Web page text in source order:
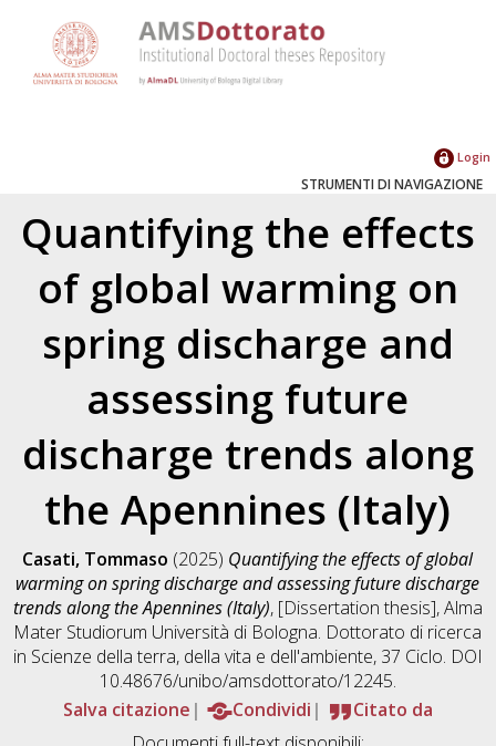
Login
STRUMENTI DI NAVIGAZIONE
Quantifying the effects
of global warming on
spring discharge and
assessing future
discharge trends along
the Apennines (Italy)
Casati, Tommaso (2025) Quantifying the effects of global
warming on spring discharge and assessing future discharge
trends along the Apennines (Italy), [Dissertation thesis], Alma
Mater Studiorum Università di Bologna. Dottorato di ricerca
in Scienze della terra, della vita e dell'ambiente, 37 Ciclo. DOI
10.48676/unibo/amsdottorato/12245.
Salva citazione
Condividi
Citato da